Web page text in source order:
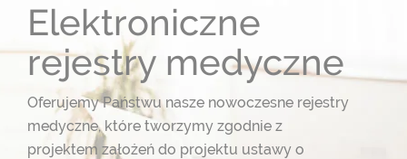
Elektroniczne
rejestry medyczne
Oferujemy Państwu nasze nowoczesne rejestry
medyczne, które tworzymy zgodnie z
projektem założeń do projektu ustawy o